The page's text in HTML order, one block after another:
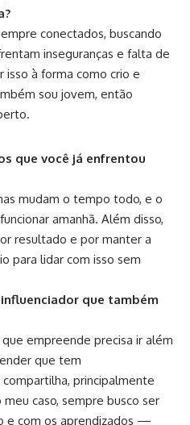
conectados, buscando
inseguranças e falta de
à forma como crio e
sou jovem, então
que você já enfrentou
mudam o tempo todo, e o
amanhã. Além disso,
resultado e por manter a
para lidar com isso sem
que também
empreende precisa ir além
que tem
principalmente
caso, sempre busco ser
e com os aprendizados —